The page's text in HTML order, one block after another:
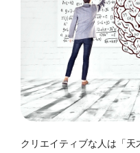
クリエイティブな人は「天